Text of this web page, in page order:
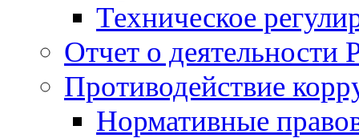
Техническое
Отчет о деятельности
Противодействие
Нормативные